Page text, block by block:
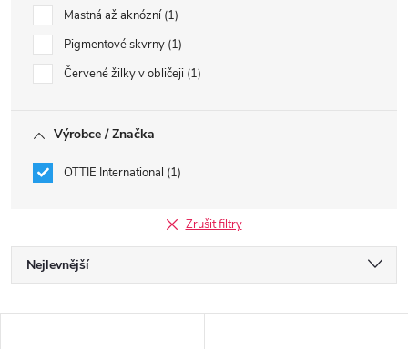
Mastná až aknózní 1
Pigmentové skvrny 1
Červené žilky v obličeji 1
Výrobce / Značka
OTTIE International 1
Zrušit filtry
Ř
a
Nejlevnější